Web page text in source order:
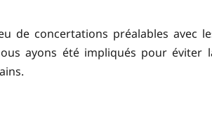
de concertations préalables avec
ayons été impliqués pour éviter